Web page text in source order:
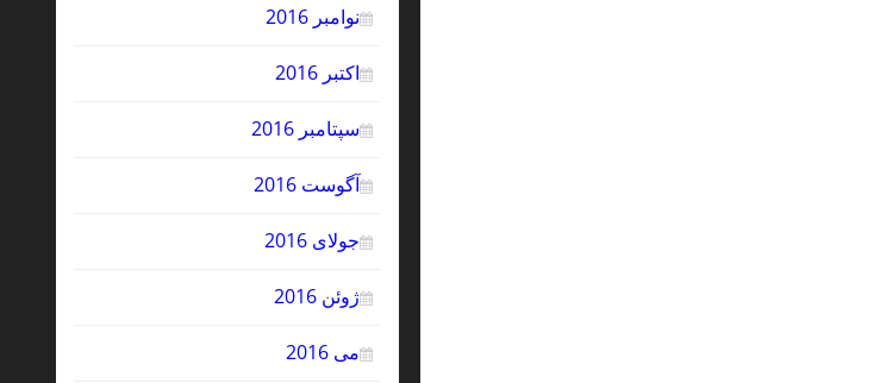
نوامبر 2016
اکتبر 2016
سپتامبر 2016
آگوست 2016
جولای 2016
ژوئن 2016
می 2016